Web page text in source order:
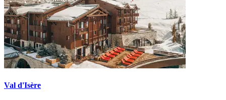
Val d'Isère